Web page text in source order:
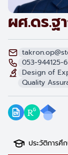
ผศ.ดร.ฐ
053-944125-6
Design of
Quality
ประวัติการศึ